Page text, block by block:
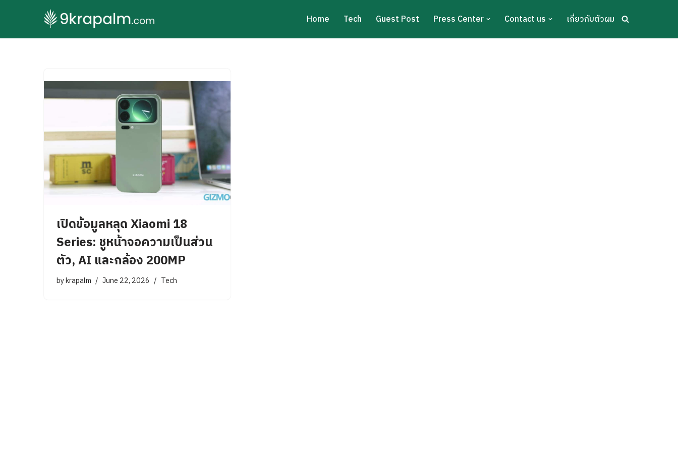
to
Home Tech Guest Post Press Center Contact us เกี่ยวกับตัวผม
เปิดข้อมูลหลุด Xiaomi 18
Series: ชูหน้าจอความเป็นส่วน
ตัว, AI และกล้อง 200MP
bykrapalm June 22, 2026 Tech